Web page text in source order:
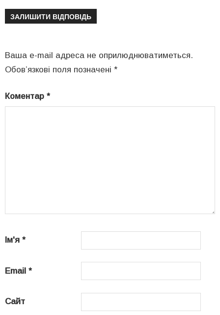
ЗАЛИШИТИ ВІДПОВІДЬ
Ваша e-mail адреса не оприлюднюватиметься.
Обов’язкові поля позначені *
Коментар *
Ім'я *
Email *
Сайт